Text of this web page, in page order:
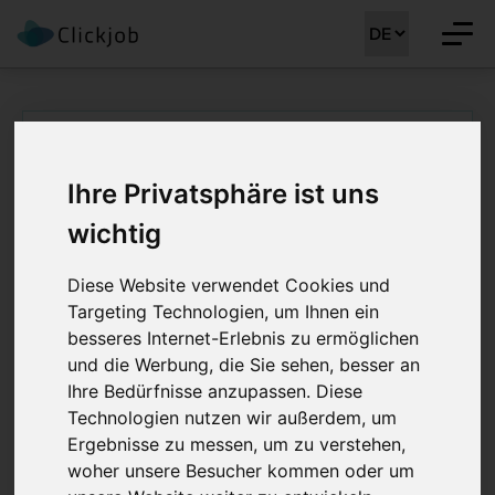
Ihre Privatsphäre ist uns
wichtig
Diese Website verwendet Cookies und
Targeting Technologien, um Ihnen ein
besseres Internet-Erlebnis zu ermöglichen
und die Werbung, die Sie sehen, besser an
Ihre Bedürfnisse anzupassen. Diese
Technologien nutzen wir außerdem, um
Ergebnisse zu messen, um zu verstehen,
woher unsere Besucher kommen oder um
Fachärztin
Dermatologie
(m/w/d) 40 - 100%
Job Details: Ärztejobs
Stellenreferenz:CLJ-MM 41622